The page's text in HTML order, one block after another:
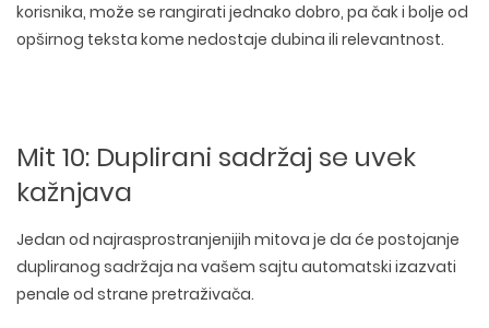
korisnika, može se rangirati jednako dobro, pa čak i bolje od
opširnog teksta kome nedostaje dubina ili relevantnost.
Mit 10: Duplirani sadržaj se uvek
kažnjava
Jedan od najrasprostranjenijih mitova je da će postojanje
dupliranog sadržaja na vašem sajtu automatski izazvati
penale od strane pretraživača.